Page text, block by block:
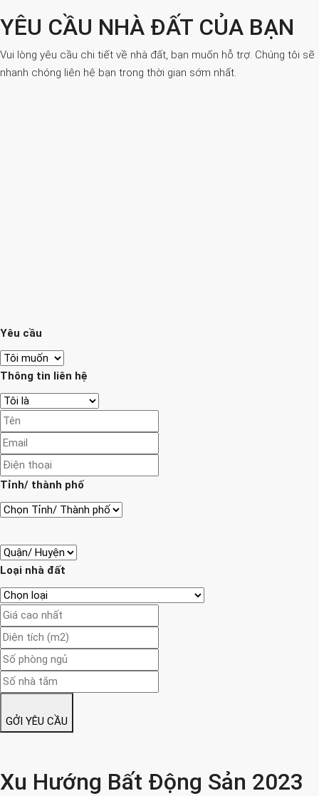
YÊU CẦU NHÀ ĐẤT CỦA BẠN
Vui lòng yêu cầu chi tiết về nhà đất, bạn muốn hỗ trợ. Chúng tôi sẽ
nhanh chóng liên hệ bạn trong thời gian sớm nhất.
Yêu cầu
Thông tin liên hệ
Tỉnh/ thành phố
Loại nhà đất
GỞI YÊU CẦU
Xu Hướng Bất Động Sản 2023